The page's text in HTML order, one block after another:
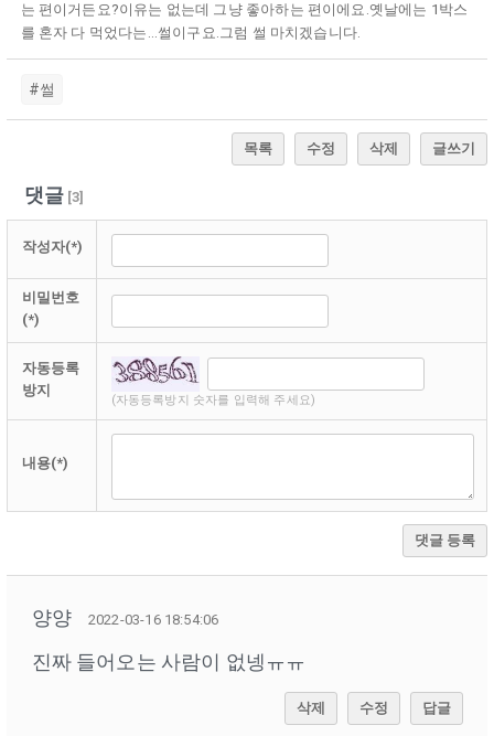
는 편이거든요?이유는 없는데 그냥 좋아하는 편이에요.옛날에는 1박스
를 혼자 다 먹었다는...썰이구요.그럼 썰 마치겠습니다.
#썰
목록 수정 삭제 글쓰기
댓글[3]
작성자(*)
비밀번호
(*)
자동등록
방지
(자동등록방지 숫자를 입력해 주세요)
내용(*)
댓글 등록
양양 2022-03-16 18:54:06
진짜 들어오는 사람이 없넹ㅠㅠ
삭제 수정 답글